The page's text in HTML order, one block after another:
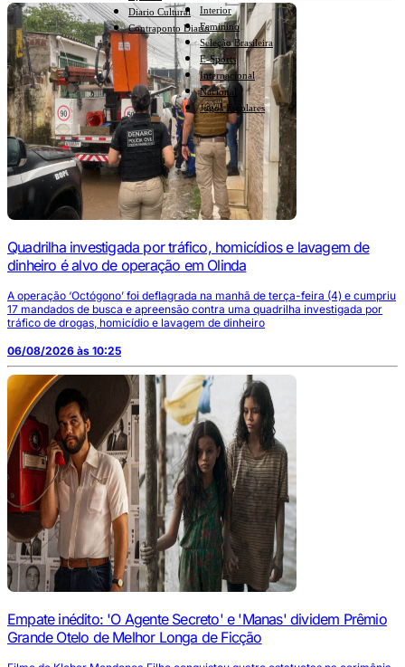
Interior
Feminino
Seleção Brasileira
E-Sports
Internacional
Nacional
Jogos Escolares
Diario Cultural
Contraponto Diario
Quadrilha investigada por tráfico, homicídios e lavagem de
dinheiro é alvo de operação em Olinda
A operação ‘Octógono’ foi deflagrada na manhã de terça-feira (4) e cumpriu
17 mandados de busca e apreensão contra uma quadrilha investigada por
tráfico de drogas, homicídio e lavagem de dinheiro
06/08/2026 às 10:25
Empate inédito: 'O Agente Secreto' e 'Manas' dividem Prêmio
Grande Otelo de Melhor Longa de Ficção